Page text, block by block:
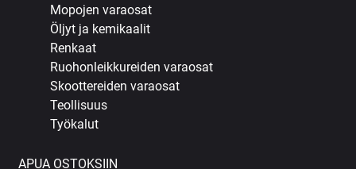
Mopojen varaosat
Öljyt ja kemikaalit
Renkaat
Ruohonleikkureiden varaosat
Skoottereiden varaosat
Teollisuus
Työkalut
APUA OSTOKSIIN